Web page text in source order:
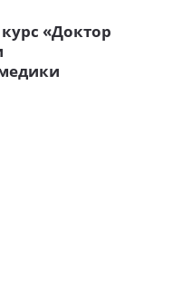
«Доктор